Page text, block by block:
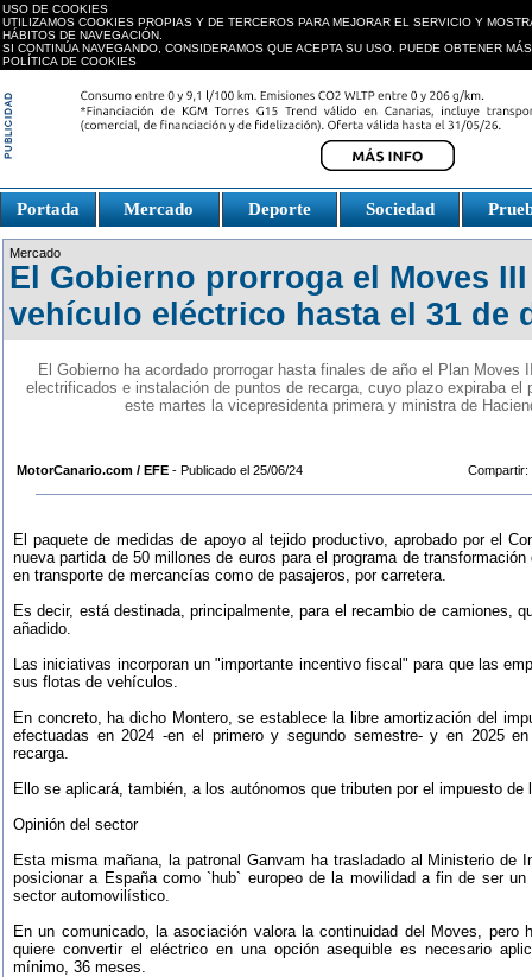
USO DE COOKIES
UTILIZAMOS COOKIES PROPIAS Y DE TERCEROS PARA MEJORAR EL SERVICIO Y
HÁBITOS DE NAVEGACIÓN.
SI CONTINÚA NAVEGANDO, CONSIDERAMOS QUE ACEPTA SU USO. PUEDE OBTENER
POLÍTICA DE COOKIES
Portada Mercado Deporte Sociedad
Fake Watches
replica-
watch.is
Mercado
El Gobierno prorroga el Moves
vehículo eléctrico hasta el 31 de
El Gobierno ha acordado prorrogar hasta finales de año el Plan
electrificados e instalación de puntos de recarga, cuyo plazo expiraba el
este martes la vicepresidenta primera y ministra de
MotorCanario.com / EFE - Publicado el 25/06/24 Compartir:
El paquete de medidas de apoyo al tejido productivo, aprobado por el
nueva partida de 50 millones de euros para el programa de
en transporte de mercancías como de pasajeros, por carretera.
Es decir, está destinada, principalmente, para el recambio de camiones,
añadido.
Las iniciativas incorporan un "importante incentivo fiscal" para que las
sus flotas de vehículos.
En concreto, ha dicho Montero, se establece la libre amortización del
efectuadas en 2024 -en el primero y segundo semestre- y en 2025
recarga.
Ello se aplicará, también, a los autónomos que tributen por el impuesto
Opinión del sector
Esta misma mañana, la patronal Ganvam ha trasladado al Ministerio de
posicionar a España como `hub` europeo de la movilidad a fin de ser
sector automovilístico.
En un comunicado, la asociación valora la continuidad del Moves, pero
quiere convertir el eléctrico en una opción asequible es necesario
mínimo, 36 meses.